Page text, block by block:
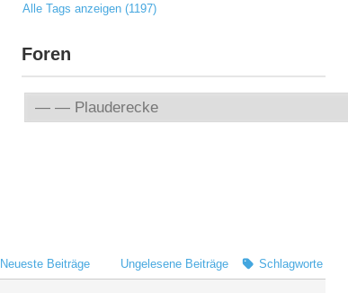
Alle Tags anzeigen (1197)
Foren
Neueste Beiträge Ungelesene Beiträge Schlagworte